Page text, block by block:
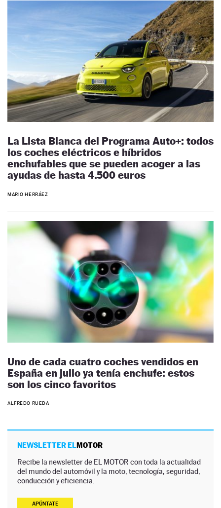
La Lista Blanca del Programa Auto+: todos
los coches eléctricos e híbridos
enchufables que se pueden acoger a las
ayudas de hasta 4.500 euros
MARIO HERRÁEZ
Uno de cada cuatro coches vendidos en
España en julio ya tenía enchufe: estos
son los cinco favoritos
ALFREDO RUEDA
NEWSLETTER ELMOTOR
Recibe la newsletter de EL MOTOR con toda la actualidad
del mundo del automóvil y la moto, tecnología, seguridad,
conducción y eficiencia.
APÚNTATE